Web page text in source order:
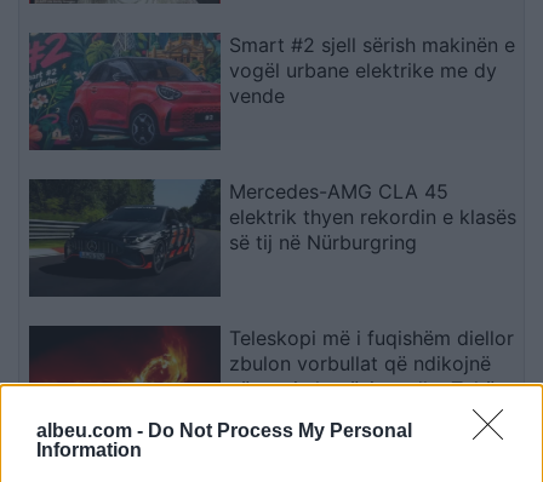
albeu.com - Do Not Process My Personal
Information
Smart #2 sjell sërish makinën e
vogël urbane elektrike me dy
vende
Mercedes-AMG CLA 45
elektrik thyen rekordin e klasës
së tij në Nürburgring
Teleskopi më i fuqishëm diellor
zbulon vorbullat që ndikojnë
në motin hapësinor dhe Tokë